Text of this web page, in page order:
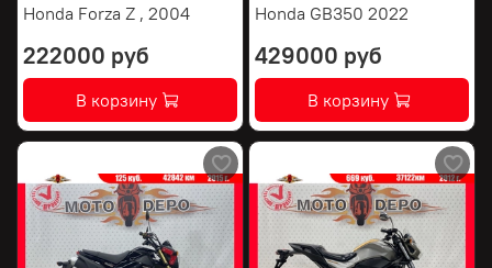
Honda Forza Z , 2004
222000 руб
В корзину
Honda GB350 2022
429000 руб
В корзину